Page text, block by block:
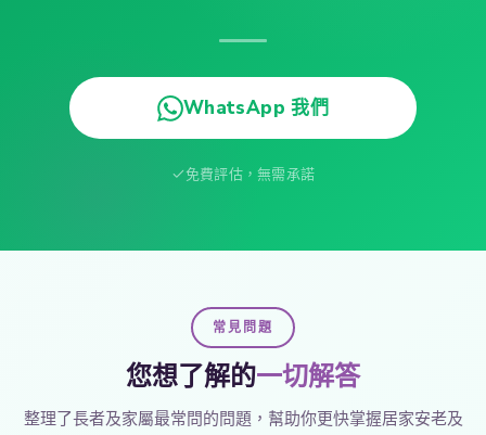
WhatsApp 我們
免費評估，無需承諾
常見問題
您想了解的一切解答
整理了長者及家屬最常問的問題，幫助你更快掌握居家安老及